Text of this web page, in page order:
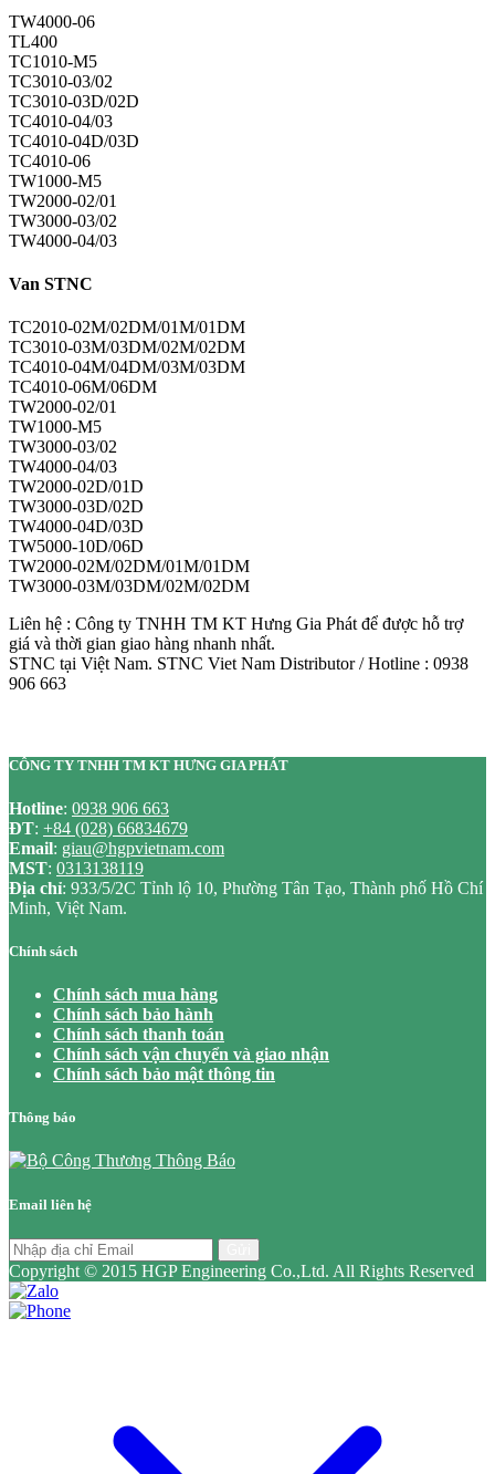
TW4000-06
TL400
TC1010-M5
TC3010-03/02
TC3010-03D/02D
TC4010-04/03
TC4010-04D/03D
TC4010-06
TW1000-M5
TW2000-02/01
TW3000-03/02
TW4000-04/03
Van STNC
TC2010-02M/02DM/01M/01DM
TC3010-03M/03DM/02M/02DM
TC4010-04M/04DM/03M/03DM
TC4010-06M/06DM
TW2000-02/01
TW1000-M5
TW3000-03/02
TW4000-04/03
TW2000-02D/01D
TW3000-03D/02D
TW4000-04D/03D
TW5000-10D/06D
TW2000-02M/02DM/01M/01DM
TW3000-03M/03DM/02M/02DM
Liên hệ : Công ty TNHH TM KT Hưng Gia Phát để được hỗ trợ
giá và thời gian giao hàng nhanh nhất.
STNC tại Việt Nam. STNC Viet Nam Distributor / Hotline : 0938
906 663
CÔNG TY TNHH TM KT HƯNG GIA PHÁT
Hotline: 0938 906 663
ĐT: +84 (028) 66834679
Email: giau@hgpvietnam.com
MST: 0313138119
Địa chỉ: 933/5/2C Tỉnh lộ 10, Phường Tân Tạo, Thành phố Hồ Chí
Minh, Việt Nam.
Chính sách
Chính sách mua hàng
Chính sách bảo hành
Chính sách thanh toán
Chính sách vận chuyển và giao nhận
Chính sách bảo mật thông tin
Thông báo
Email liên hệ
Copyright © 2015 HGP Engineering Co.,Ltd. All Rights Reserved